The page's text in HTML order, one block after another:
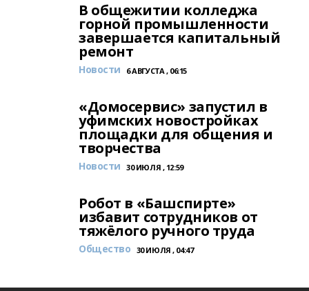
В общежитии колледжа
горной промышленности
завершается капитальный
ремонт
Новости 6 АВГУСТА , 06:15
«Домосервис» запустил в
уфимских новостройках
площадки для общения и
творчества
Новости 30 ИЮЛЯ , 12:59
Робот в «Башспирте»
избавит сотрудников от
тяжёлого ручного труда
Общество 30 ИЮЛЯ , 04:47